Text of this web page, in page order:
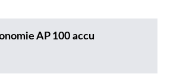
AP 100 accu